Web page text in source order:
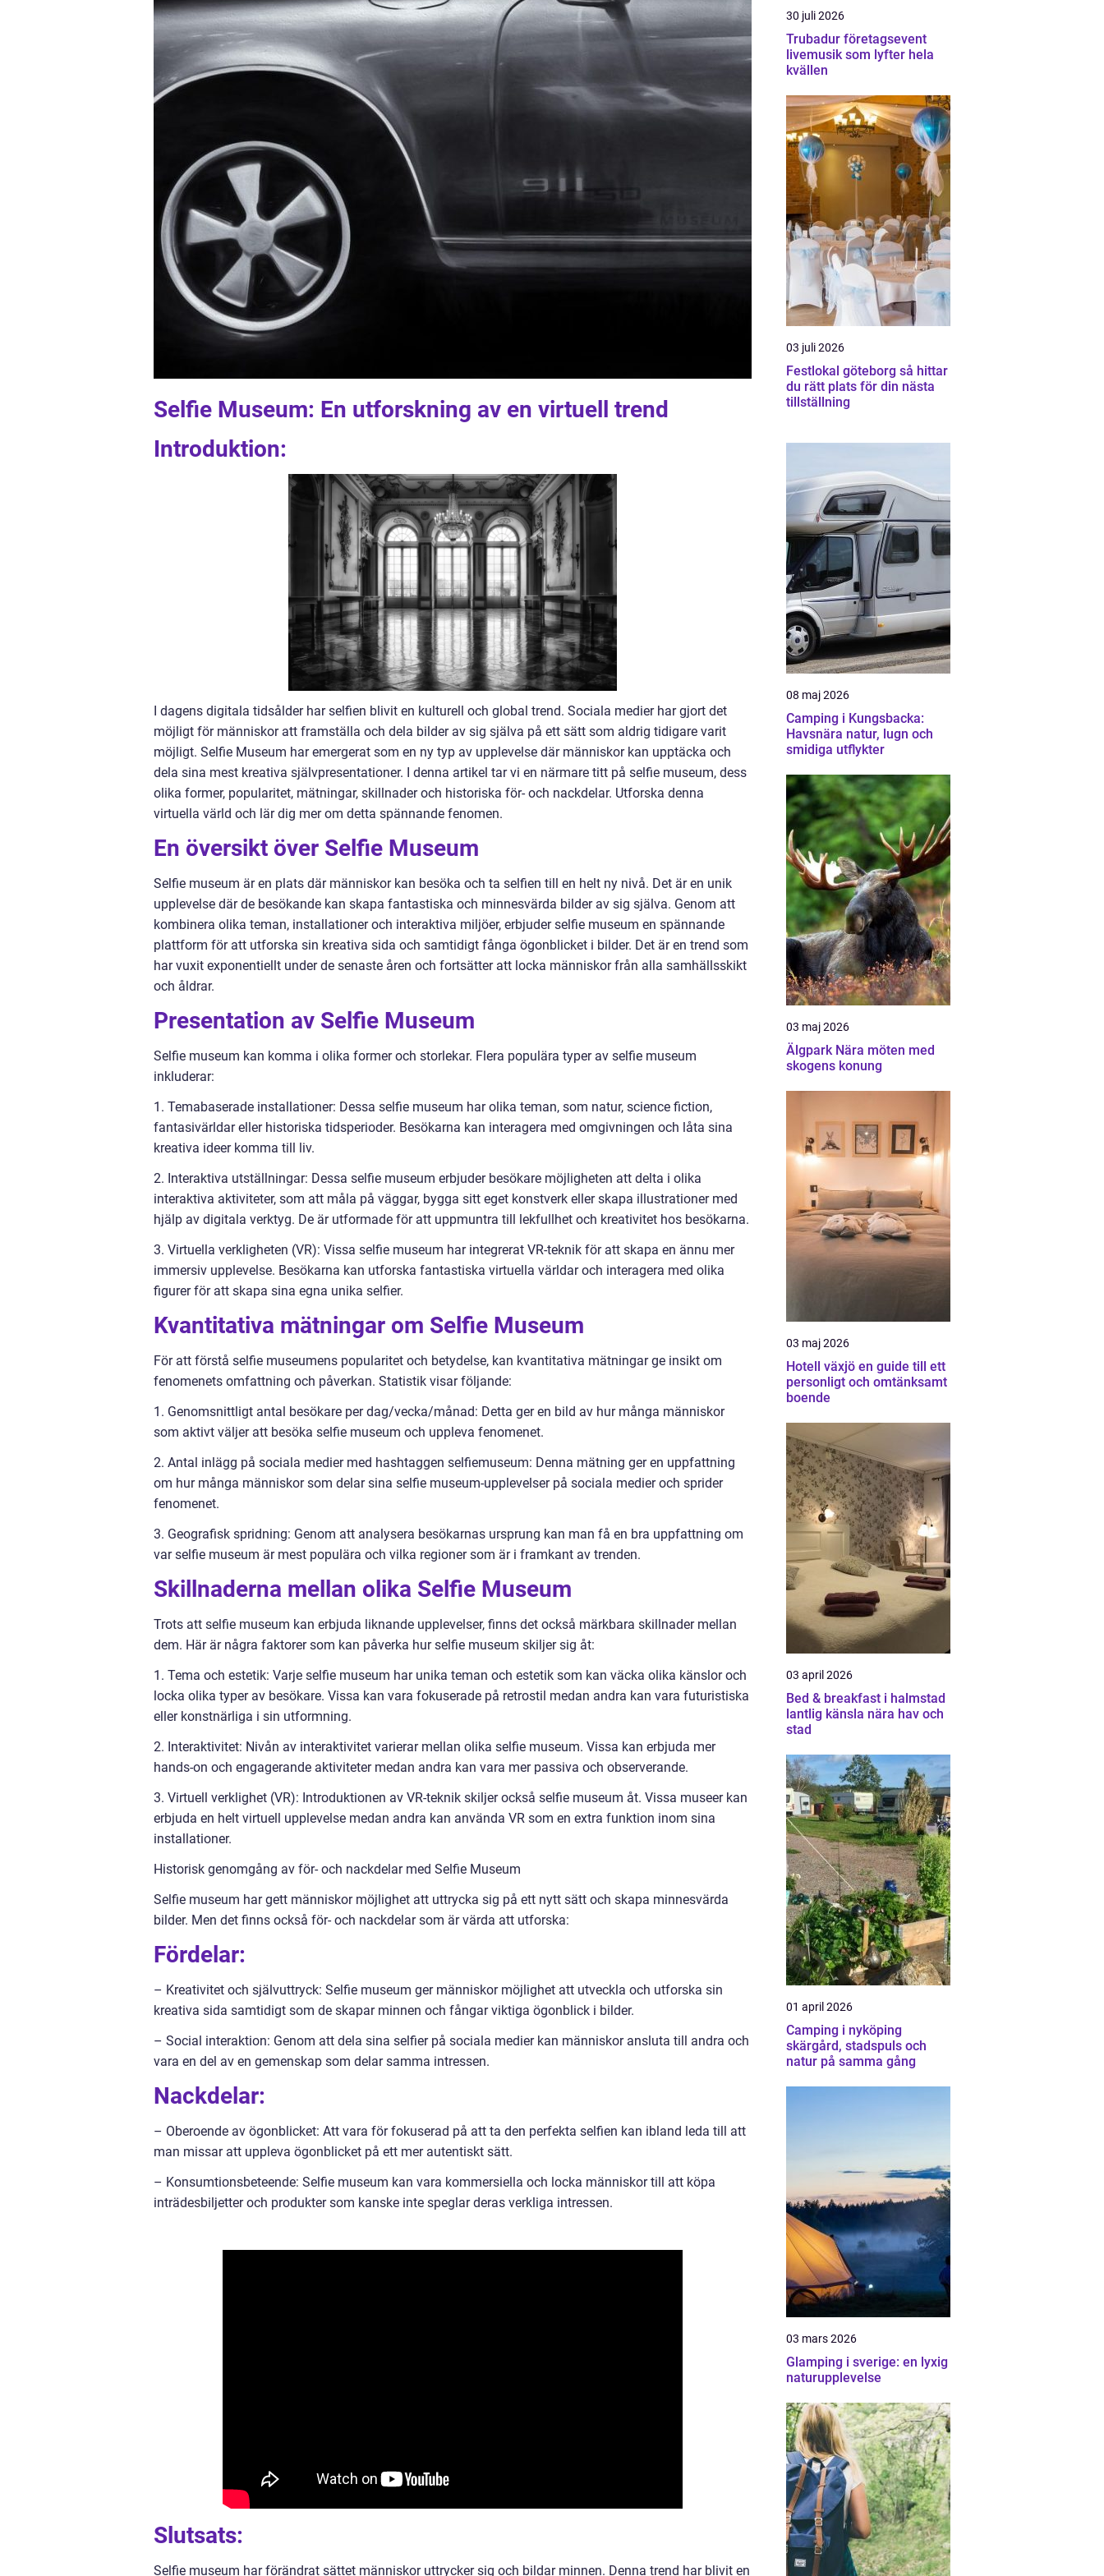
Selfie Museum: En utforskning av en virtuell trend
Introduktion:
I dagens digitala tidsålder har selfien blivit en kulturell och global trend. Sociala medier har gjort det
möjligt för människor att framställa och dela bilder av sig själva på ett sätt som aldrig tidigare varit
möjligt. Selfie Museum har emergerat som en ny typ av upplevelse där människor kan upptäcka och
dela sina mest kreativa självpresentationer. I denna artikel tar vi en närmare titt på selfie museum, dess
olika former, popularitet, mätningar, skillnader och historiska för- och nackdelar. Utforska denna
virtuella värld och lär dig mer om detta spännande fenomen.
En översikt över Selfie Museum
Selfie museum är en plats där människor kan besöka och ta selfien till en helt ny nivå. Det är en unik
upplevelse där de besökande kan skapa fantastiska och minnesvärda bilder av sig själva. Genom att
kombinera olika teman, installationer och interaktiva miljöer, erbjuder selfie museum en spännande
plattform för att utforska sin kreativa sida och samtidigt fånga ögonblicket i bilder. Det är en trend som
har vuxit exponentiellt under de senaste åren och fortsätter att locka människor från alla samhällsskikt
och åldrar.
Presentation av Selfie Museum
Selfie museum kan komma i olika former och storlekar. Flera populära typer av selfie museum
inkluderar:
1. Temabaserade installationer: Dessa selfie museum har olika teman, som natur, science fiction,
fantasivärldar eller historiska tidsperioder. Besökarna kan interagera med omgivningen och låta sina
kreativa ideer komma till liv.
2. Interaktiva utställningar: Dessa selfie museum erbjuder besökare möjligheten att delta i olika
interaktiva aktiviteter, som att måla på väggar, bygga sitt eget konstverk eller skapa illustrationer med
hjälp av digitala verktyg. De är utformade för att uppmuntra till lekfullhet och kreativitet hos besökarna.
3. Virtuella verkligheten (VR): Vissa selfie museum har integrerat VR-teknik för att skapa en ännu mer
immersiv upplevelse. Besökarna kan utforska fantastiska virtuella världar och interagera med olika
figurer för att skapa sina egna unika selfier.
Kvantitativa mätningar om Selfie Museum
För att förstå selfie museumens popularitet och betydelse, kan kvantitativa mätningar ge insikt om
fenomenets omfattning och påverkan. Statistik visar följande:
1. Genomsnittligt antal besökare per dag/vecka/månad: Detta ger en bild av hur många människor
som aktivt väljer att besöka selfie museum och uppleva fenomenet.
2. Antal inlägg på sociala medier med hashtaggen selfiemuseum: Denna mätning ger en uppfattning
om hur många människor som delar sina selfie museum-upplevelser på sociala medier och sprider
fenomenet.
3. Geografisk spridning: Genom att analysera besökarnas ursprung kan man få en bra uppfattning om
var selfie museum är mest populära och vilka regioner som är i framkant av trenden.
Skillnaderna mellan olika Selfie Museum
Trots att selfie museum kan erbjuda liknande upplevelser, finns det också märkbara skillnader mellan
dem. Här är några faktorer som kan påverka hur selfie museum skiljer sig åt:
1. Tema och estetik: Varje selfie museum har unika teman och estetik som kan väcka olika känslor och
locka olika typer av besökare. Vissa kan vara fokuserade på retrostil medan andra kan vara futuristiska
eller konstnärliga i sin utformning.
2. Interaktivitet: Nivån av interaktivitet varierar mellan olika selfie museum. Vissa kan erbjuda mer
hands-on och engagerande aktiviteter medan andra kan vara mer passiva och observerande.
3. Virtuell verklighet (VR): Introduktionen av VR-teknik skiljer också selfie museum åt. Vissa museer kan
erbjuda en helt virtuell upplevelse medan andra kan använda VR som en extra funktion inom sina
installationer.
Historisk genomgång av för- och nackdelar med Selfie Museum
Selfie museum har gett människor möjlighet att uttrycka sig på ett nytt sätt och skapa minnesvärda
bilder. Men det finns också för- och nackdelar som är värda att utforska:
Fördelar:
– Kreativitet och självuttryck: Selfie museum ger människor möjlighet att utveckla och utforska sin
kreativa sida samtidigt som de skapar minnen och fångar viktiga ögonblick i bilder.
– Social interaktion: Genom att dela sina selfier på sociala medier kan människor ansluta till andra och
vara en del av en gemenskap som delar samma intressen.
Nackdelar:
– Oberoende av ögonblicket: Att vara för fokuserad på att ta den perfekta selfien kan ibland leda till att
man missar att uppleva ögonblicket på ett mer autentiskt sätt.
– Konsumtionsbeteende: Selfie museum kan vara kommersiella och locka människor till att köpa
inträdesbiljetter och produkter som kanske inte speglar deras verkliga intressen.
Slutsats:
Selfie museum har förändrat sättet människor uttrycker sig och bildar minnen. Denna trend har blivit en
30 juli 2026
Trubadur företagsevent
livemusik som lyfter hela
kvällen
03 juli 2026
Festlokal göteborg så hittar
du rätt plats för din nästa
tillställning
08 maj 2026
Camping i Kungsbacka:
Havsnära natur, lugn och
smidiga utflykter
03 maj 2026
Älgpark Nära möten med
skogens konung
03 maj 2026
Hotell växjö en guide till ett
personligt och omtänksamt
boende
03 april 2026
Bed & breakfast i halmstad
lantlig känsla nära hav och
stad
01 april 2026
Camping i nyköping
skärgård, stadspuls och
natur på samma gång
03 mars 2026
Glamping i sverige: en lyxig
naturupplevelse